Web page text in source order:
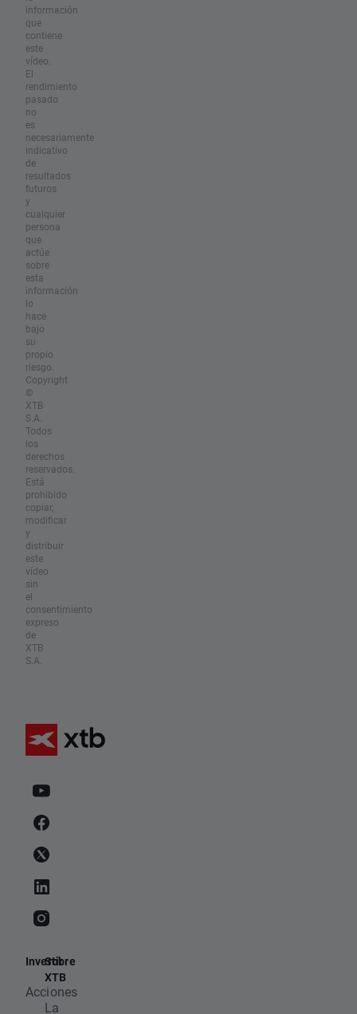
información
que
contiene
este
vídeo.
El
rendimiento
pasado
no
es
necesariamente
indicativo
de
resultados
futuros
y
cualquier
persona
que
actúe
sobre
esta
información
lo
hace
bajo
su
propio
riesgo.
Copyright
©
XTB
S.A.
Todos
los
derechos
reservados.
Está
prohibido
copiar,
modificar
y
distribuir
este
vídeo
sin
el
consentimiento
expreso
de
XTB
S.A.
Invertir
Acciones
Sobre
XTB
La